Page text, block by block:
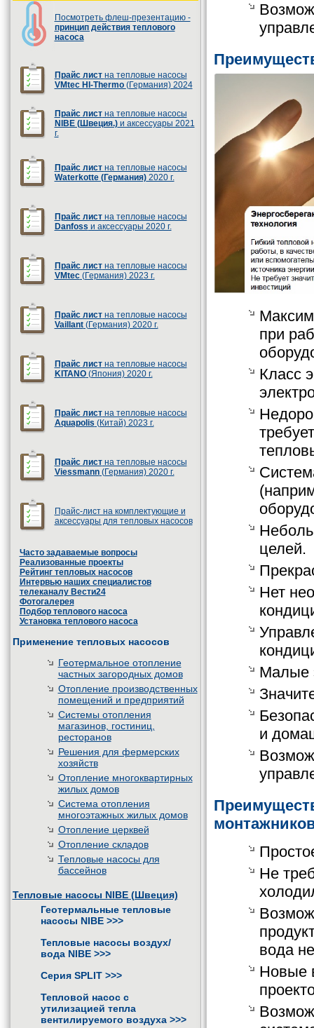
Посмотреть флеш-презентацию -
принцип действия теплового
насоса
Прайс лист на тепловые насосы
VMtec HI-Thermo (Германия) 2024
Прайс листна тепловые насосы
NIBE (Швеция.)и аксессуары 2021
г.
Прайс лист на тепловые насосы
Waterkotte (Германия)2020 г.
Прайс листна тепловые насосы
Danfoss и аксессуары 2020 г.
Прайс листна тепловые насосы
VMtec(Германия) 2023 г.
Прайс листна тепловые насосы
Vaillant(Германия) 2020 г.
Прайс листна тепловые насосы
KITANO(Япония) 2020 г.
Прайс листна тепловые насосы
Aquapolis (Китай) 2023 г.
Прайс листна тепловые насосы
Viessmann(Германия) 2020 г.
Прайс-лист на комплектующие и
аксессуары для тепловых насосов
Часто задаваемые вопросы
Реализованные проекты
Рейтинг тепловых насосов
Интервью наших специалистов
телеканалу Вести24
Фотогалерея
Подбор теплового насоса
Установка теплового насоса
Применение тепловых насосов
Геотермальное отопление
частных загородных домов
Отопление производственных
помещений и предприятий
Системы отопления
магазинов, гостиниц,
ресторанов
Решения для фермерских
хозяйств
Отопление многоквартирных
жилых домов
Система отопления
многоэтажных жилых домов
Отопление церквей
Отопление складов
Тепловые насосы для
бассейнов
Тепловые насосы NIBE (Швеция)
Геотермальные тепловые
насосы NIBE >>>
Тепловые насосы воздух/
вода NIBE >>>
Серия SPLIT >>>
Тепловой насос с
утилизацией тепла
вентилируемого воздуха >>>
при
Класс
целей.
Нет
Малые
и
Не
вода
Новые